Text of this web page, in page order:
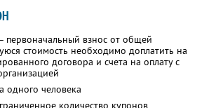
первоначальный взнос от общей
стоимость необходимо доплатить на
договора и счета на оплату с
одного человека
количество купонов